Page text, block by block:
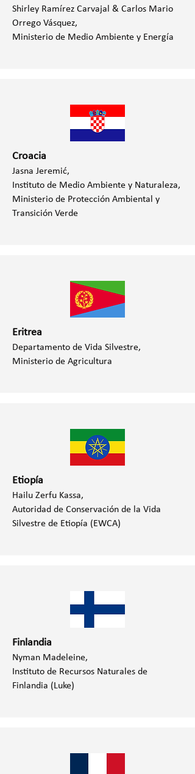
Shirley Ramírez Carvajal & Carlos Mario
Orrego Vásquez,
Ministerio de Medio Ambiente y Energía
Croacia
Jasna Jeremić,
Instituto de Medio Ambiente y Naturaleza,
Ministerio de Protección Ambiental y
Transición Verde
Eritrea
Departamento de Vida Silvestre,
Ministerio de Agricultura
Etiopía
Hailu Zerfu Kassa,
Autoridad de Conservación de la Vida
Silvestre de Etiopía (EWCA)
Finlandia
Nyman Madeleine,
Instituto de Recursos Naturales de
Finlandia (Luke)